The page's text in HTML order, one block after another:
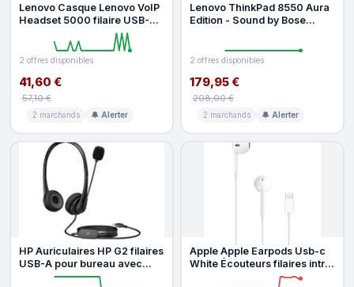
Lenovo Casque Lenovo VoIP
Headset 5000 filaire USB-C
avec réduction de bruit pou
2 offres disponibles
41,60 €
57,10 €
2 marchands 🔔 Alerter
Lenovo ThinkPad 8550 Aura
Edition - Sound by Bose
2 offres disponibles
179,95 €
208,00 €
2 marchands 🔔 Alerter
HP Auriculaires HP G2 filaires
USB-A pour bureau avec
réduction de bruit passive
Apple Apple Earpods Usb-c
White Écouteurs filaires intra-